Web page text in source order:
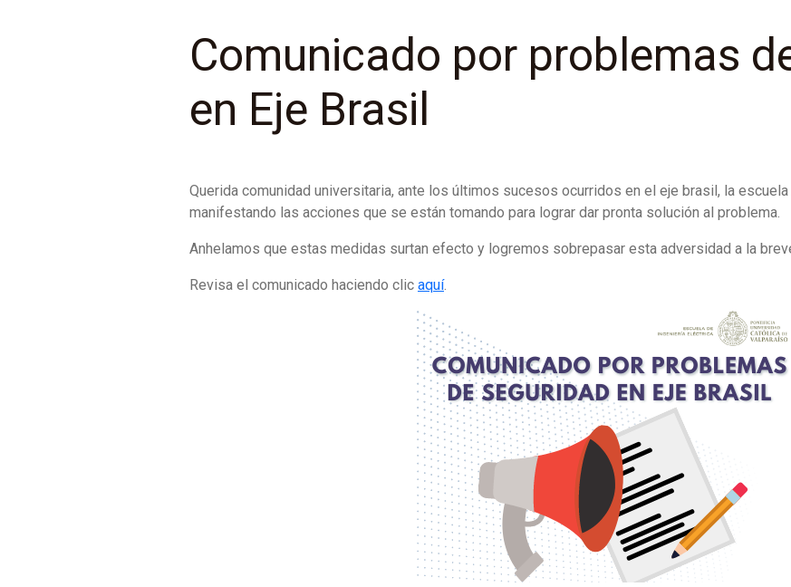
Comunicado por problemas
en Eje Brasil
Querida comunidad universitaria, ante los últimos sucesos ocurridos en el eje brasil, la
manifestando las acciones que se están tomando para lograr dar pronta solución al problema.
Anhelamos que estas medidas surtan efecto y logremos sobrepasar esta adversidad a la
Revisa el comunicado haciendo clic aquí.